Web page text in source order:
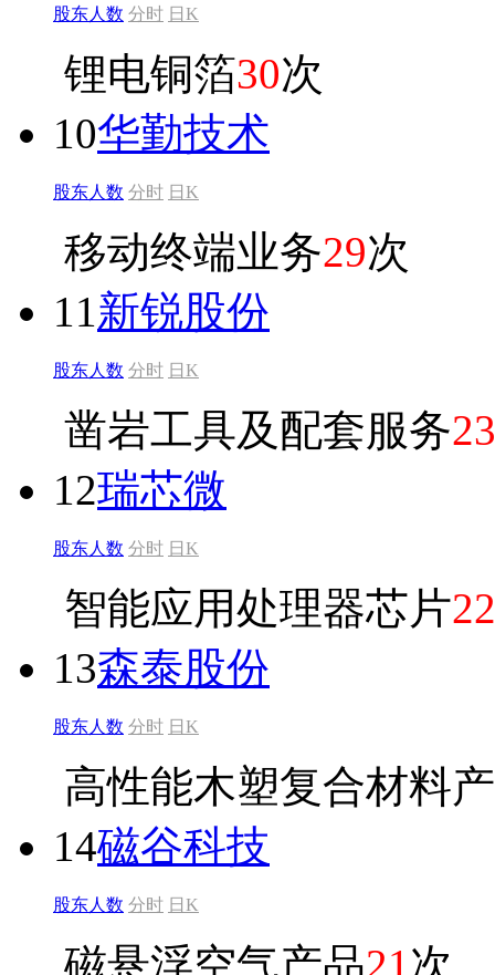
股东人数 分时 日K
锂电铜箔30次
10华勤技术
股东人数 分时 日K
移动终端业务29次
11新锐股份
股东人数 分时 日K
凿岩工具及配套服务23
12瑞芯微
股东人数 分时 日K
智能应用处理器芯片22
13森泰股份
股东人数 分时 日K
高性能木塑复合材料
14磁谷科技
股东人数 分时 日K
磁悬浮空气产品21 次